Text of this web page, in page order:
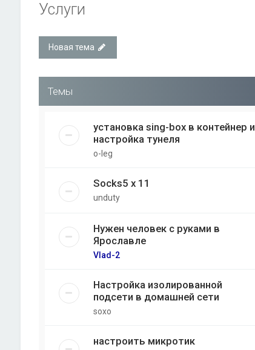
Услуги
Новая тема
Темы
установка sing-box в контейнер и
настройка тунеля
o-leg
Socks5 x 11
unduty
Нужен человек с руками в
Ярославле
Vlad-2
Настройка изолированной
подсети в домашней сети
soxo
настроить микротик